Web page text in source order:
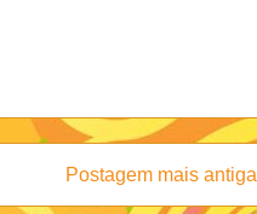
Postagem mais antiga